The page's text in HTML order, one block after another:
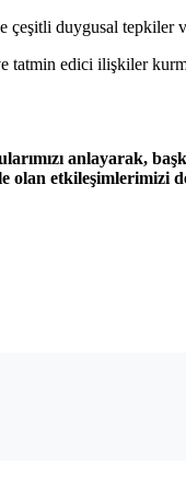
çeşitli duygusal tepkiler
edici ilişkiler
anlayarak,
olan